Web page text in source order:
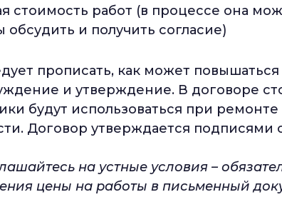
стоимость работ (в процессе она
и получить согласие)
прописать, как может повышаться
и утверждение. В договоре
будут использоваться при ремонте
Договор утверждается подписями
на устные условия –
цены на работы в письменный